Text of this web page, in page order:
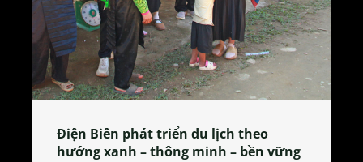
Làng làm bánh tẻ Phú Nhi – nơi lan
tỏa đặc sản xứ Đoài